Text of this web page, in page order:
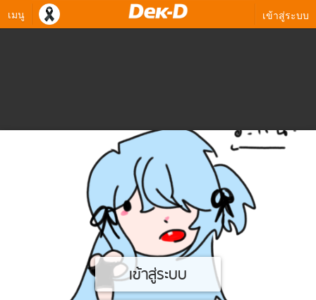
เมนู เข้าสู่ระบบ
เข้าสู่ระบบ